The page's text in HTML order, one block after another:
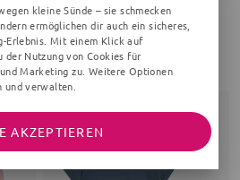
MÜSLI BY GREEN COTTON
Set
Geblümt
32,95 € 46,90 €
kleine Sünde – sie schmecken
ermöglichen dir auch ein sicheres,
Erlebnis. Mit einem Klick auf
der Nutzung von Cookies für
Marketing zu. Weitere Optionen
und verwalten.
AKZEPTIEREN